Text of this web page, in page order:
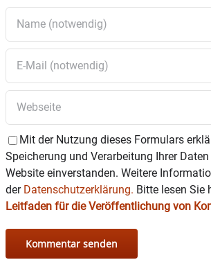
Mit der Nutzung dieses Formulars
Speicherung und Verarbeitung Ihrer
Website einverstanden. Weitere
der Datenschutzerklärung. Bitte lesen Sie
Leitfaden für die Veröffentlichung von